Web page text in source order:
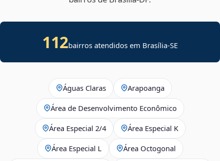
112bairros atendidos em Brasília-SE
Águas Claras Arapoanga
Área de Desenvolvimento Econômico
Área Especial 2/4 Área Especial K
Área Especial L Área Octogonal